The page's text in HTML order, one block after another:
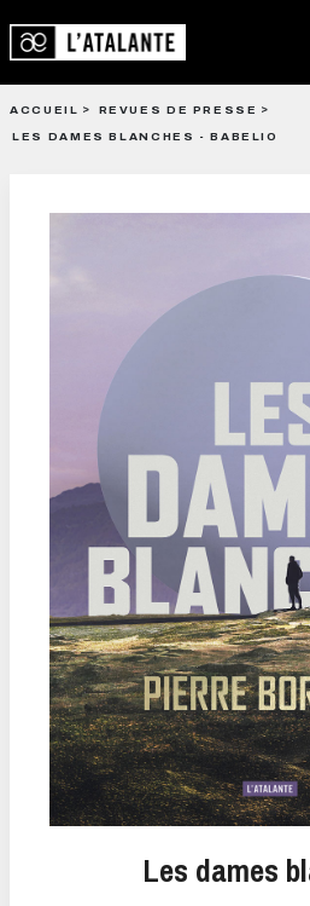
ACCUEIL
REVUES DE PRESSE
LES DAMES BLANCHES - BABELIO
Les dames